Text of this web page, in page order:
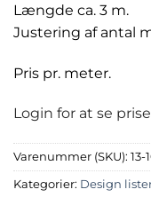
Længde ca. 3 m.
Justering af antal
Pris pr. meter.
Login for at se
Varenummer (SKU): 13-
Kategorier: Design